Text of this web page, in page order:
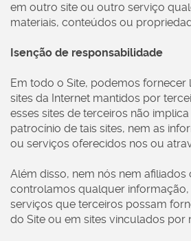
em outro site ou outro serviço
materiais, conteúdos ou
Isenção de responsabilidade
Em todo o Site, podemos fornecer
sites da Internet mantidos por
esses sites de terceiros não
patrocínio de tais sites, nem as
ou serviços oferecidos nos ou
Além disso, nem nós nem
controlamos qualquer
serviços que terceiros possam
do Site ou em sites vinculados por